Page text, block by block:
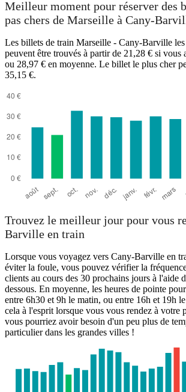
Marseille
Meilleur moment pour réserver des
pas chers de Marseille à Cany-
Les billets de train Marseille - Cany-Barville
peuvent être trouvés à partir de 21,28 € si vous
ou 28,97 € en moyenne. Le billet le plus cher
35,15 €.
Trouvez le meilleur jour pour vous
Barville en train
Lorsque vous voyagez vers Cany-Barville en
éviter la foule, vous pouvez vérifier la
clients au cours des 30 prochains jours à l'aide
dessous. En moyenne, les heures de pointe
entre 6h30 et 9h le matin, ou entre 16h et 19h
cela à l'esprit lorsque vous vous rendez à votre
vous pourriez avoir besoin d'un peu plus de
particulier dans les grandes villes !